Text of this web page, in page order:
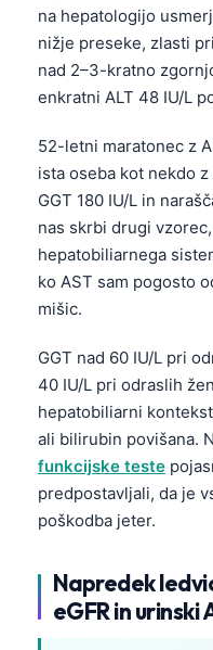
na hepatologijo
nižje preseke, zlasti
nad 2–3-kratno
enkratni ALT 48 IU/L
52-letni maratonec z
ista oseba kot nekdo z
GGT 180 IU/L in
nas skrbi drugi
hepatobiliarnega
ko AST sam pogosto
mišic.
GGT nad 60 IU/L pri
40 IU/L pri odraslih
hepatobiliarni
ali bilirubin povišana.
funkcijske teste
predpostavljali, da je
poškodba jeter.
Napredek
eGFR in urinski
తెలుగు
தமிழ்
ಕನ್ನಡ
മലയാളം
Bahasa Melayu
Tiếng Việt
Tagalog
ဗမာစာ
ភាសាខ្មែរ
Kiswahili
አማርኛ
Українська
Català
Қазақ тілі